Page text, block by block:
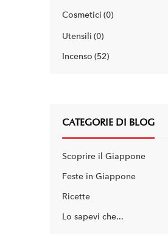
Cosmetici 0
Utensili 0
Incenso 52
CATEGORIE DI BLOG
Scoprire il Giappone
Feste in Giappone
Ricette
Lo sapevi che...